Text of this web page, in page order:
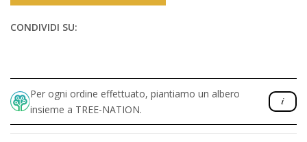
CONDIVIDI SU:
Per ogni ordine effettuato, piantiamo un albero
insieme a TREE-NATION.